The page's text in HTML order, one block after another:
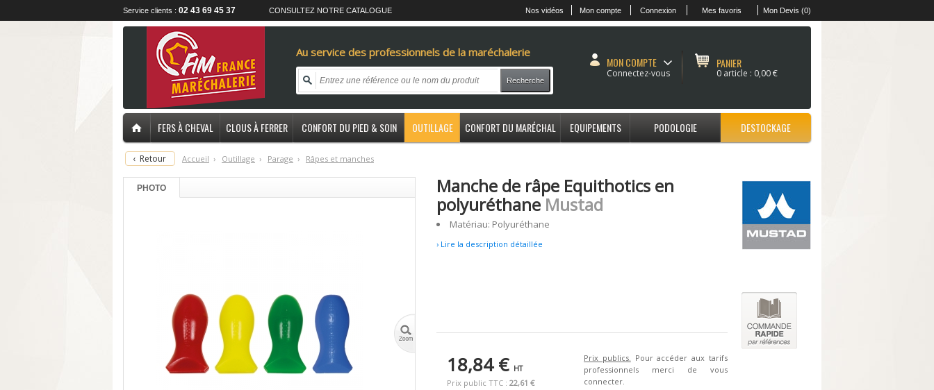
Service clients : 02 43 69 45 37 CONSULTEZ NOTRE CATALOGUE Nos vidéos Mon compte Connexion Mes favoris Mon Devis (0)
Au service des professionnels de la maréchalerie
Recherche
MON COMPTE
Connectez-vous
PANIER
0 article : 0,00 €
FERS À CHEVAL CLOUS À FERRER CONFORT DU PIED & SOIN OUTILLAGE CONFORT DU MARÉCHAL EQUIPEMENTS PODOLOGIE DESTOCKAGE
‹ Retour Accueil › Outillage › Parage › Râpes et manches
PHOTO
Manche de râpe Equithotics en
polyuréthaneMustad
Matériau: Polyuréthane
› Lire la description détaillée
18,84 € HT
Prix public TTC : 22,61 €
Prix publics. Pour accéder aux tarifs
professionnels merci de vous
connecter.